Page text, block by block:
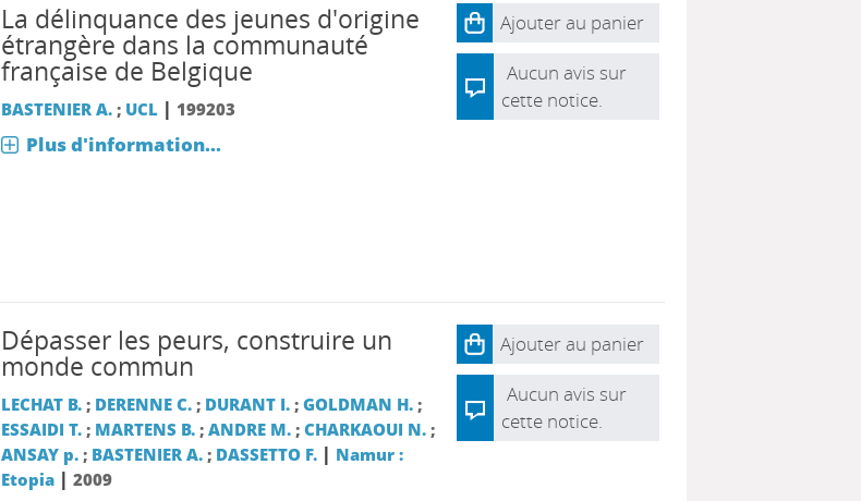
La délinquance des jeunes d'origine
étrangère dans la communauté
française de Belgique
BASTENIER A.; UCL | 199203
Plus d'information...
Ajouter au panier
Aucun avis sur
cette notice.
Dépasser les peurs, construire un
monde commun
LECHAT B.; DERENNE C.; DURANT I.; GOLDMAN H.;
ESSAIDI T.; MARTENS B.; ANDRE M.; CHARKAOUI N.;
ANSAY p.; BASTENIER A.; DASSETTO F. | Namur :
Etopia| 2009
Ajouter au panier
Aucun avis sur
cette notice.